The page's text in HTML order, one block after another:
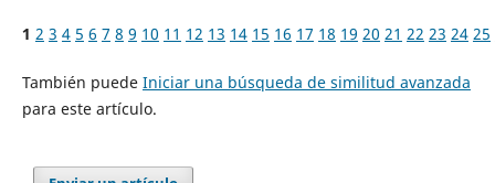
1 2 3 4 5 6 7 8 9 10 11 12 13 14 15 16 17 18 19 20 21 22 23 24 25
También puede Iniciar una búsqueda de similitud avanzada
para este artículo.